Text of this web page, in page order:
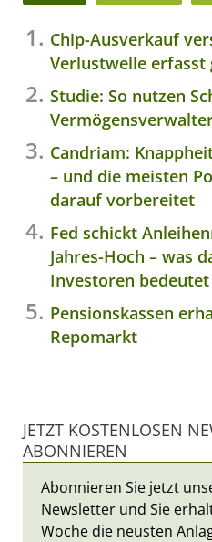
Chip-Ausverkauf
Verlustwelle erfasst
Studie: So nutzen
Candriam:
– und die meisten
darauf vorbereitet
Fed schickt
Jahres-Hoch – was
Investoren bedeutet
Pensionskassen
Repomarkt
JETZT KOSTENLOSEN
ABONNIEREN
Abonnieren Sie jetzt
Newsletter und Sie
Woche die neusten